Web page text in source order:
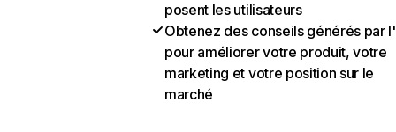
posent les utilisateurs
Obtenez des conseils générés par
pour améliorer votre produit, votre
marketing et votre position sur le
marché